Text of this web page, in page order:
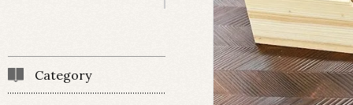
Category